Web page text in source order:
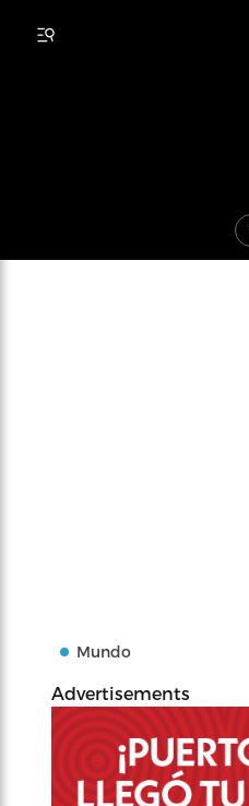
Mundo
Advertisements